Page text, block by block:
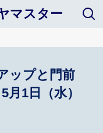
マスター
ップと門前
1日（水）